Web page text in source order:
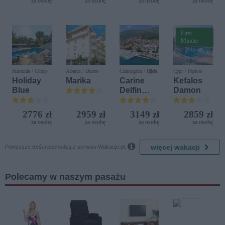
Rumunia / Olimp
Holiday
Blue
2776 zł
za osobę
Albania / Durres
Marika
2959 zł
za osobę
Czarnogóra / Bijela
Carine
Delfin
Bijela (ex.
Iberostar
Bijela
3149 zł
za osobę
First
Minute
Cypr / Paphos
Kefalos
Damon
2859 zł
za osobę
Powyższe treści pochodzą z serwisu Wakacje.pl.  więcej wakacji
Polecamy w naszym pasażu